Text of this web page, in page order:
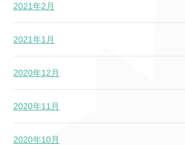
2021年2月
2021年1月
2020年12月
2020年11月
2020年10月